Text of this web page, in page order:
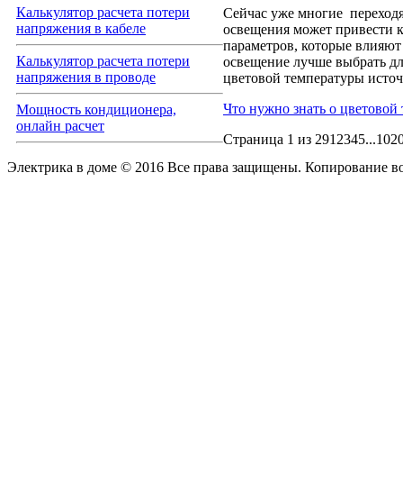
Сейчас уже многие
освещения может привести
параметров, которые
освещение лучше выбрать
цветовой температуры
Что нужно знать о
Страница 1 из 291 2345...
Калькулятор расчета потери
напряжения в кабеле
Калькулятор расчета потери
напряжения в проводе
Мощность кондиционера,
онлайн расчет
Электрика в доме © 2016 Все права защищены. Копирование